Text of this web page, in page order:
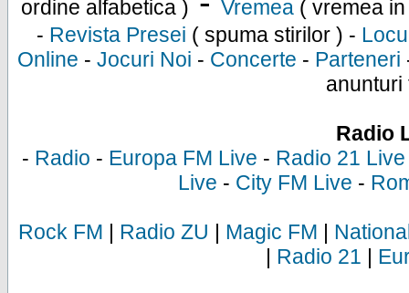
ordine alfabetica )
Vremea ( vremea
- Revista Presei ( spuma stirilor ) -
Online - Jocuri Noi - Concerte - Parteneri
anunturi
Radio
- Radio - Europa FM Live - Radio 21 Live
Live - City FM Live -
Rock FM | Radio ZU | Magic FM |
| Radio 21 |